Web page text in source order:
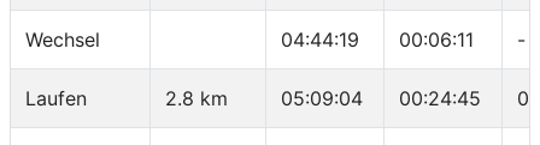
Wechsel 04:44:19 00:06:11 -
Laufen 2.8 km 05:09:04 00:24:45